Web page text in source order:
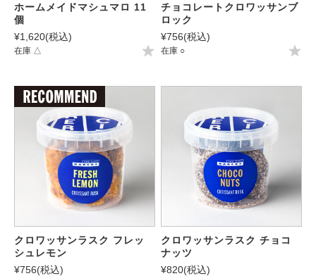
ホームメイドマシュマロ 11
個
¥1,620(税込)
在庫 △
チョコレートクロワッサンブ
ロック
¥756(税込)
在庫 ○
クロワッサンラスク フレッ
シュレモン
¥756(税込)
クロワッサンラスク チョコ
ナッツ
¥820(税込)